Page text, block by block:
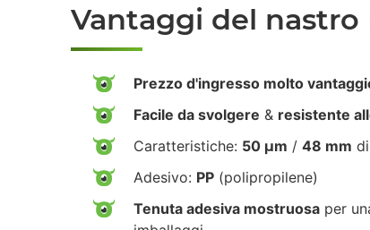
Vantaggi del nastro
Prezzo d'ingresso molto
Facile da svolgere & resistente
Caratteristiche: 50 µm / 48 mm
Adesivo: PP (polipropilene)
Tenuta adesiva mostruosa per